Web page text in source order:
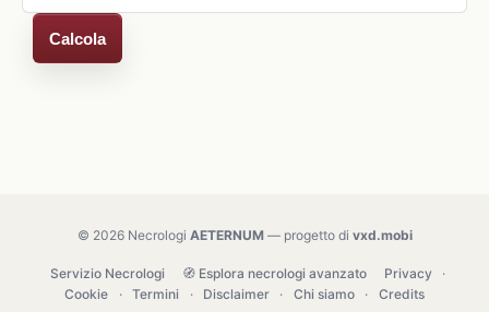
Calcola
© 2026 Necrologi AETERNUM— progetto di vxd.mobi
Servizio Necrologi 🧭 Esplora necrologi avanzato Privacy
·
Cookie
· Termini · Disclaimer · Chi siamo · Credits